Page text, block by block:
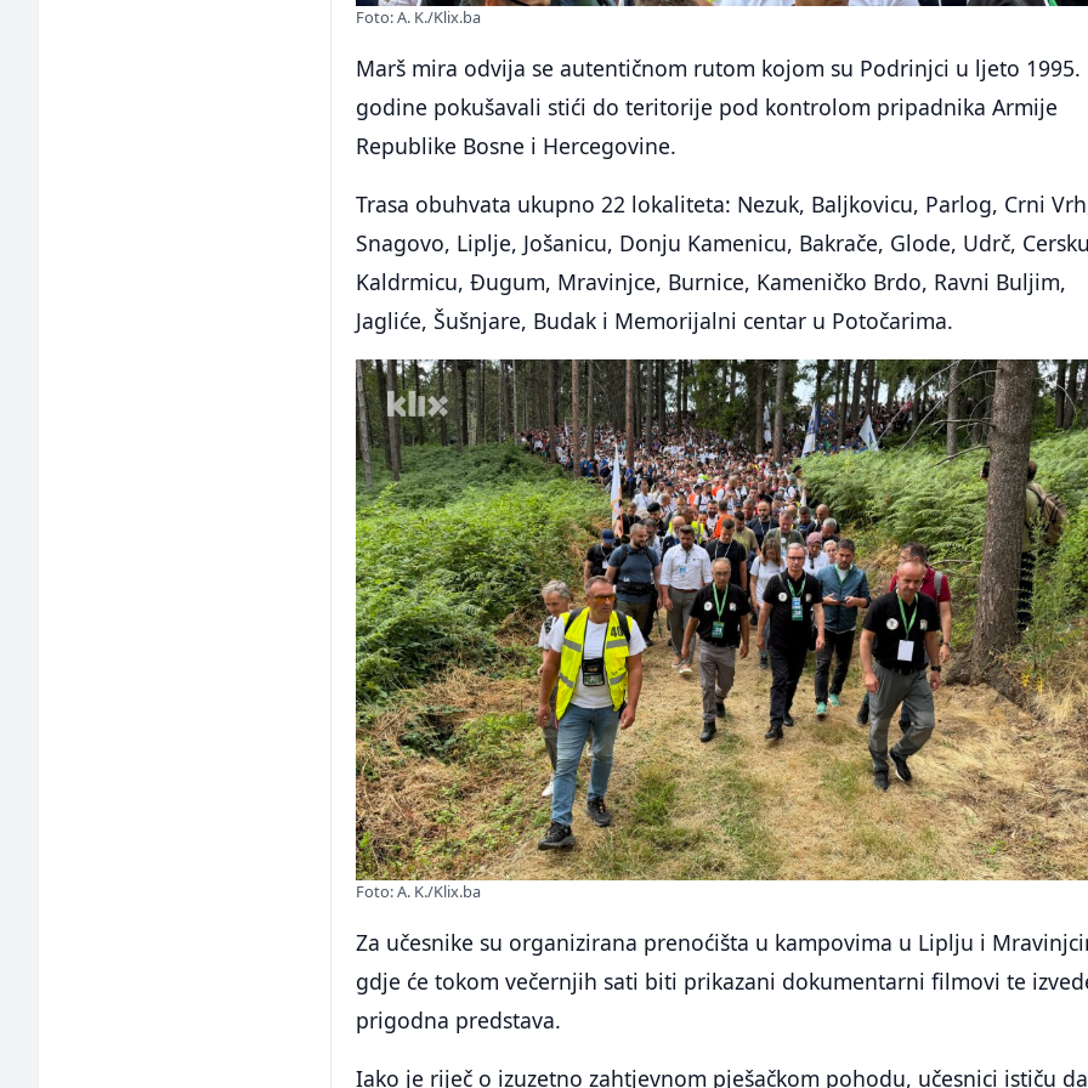
Foto: A. K./Klix.ba
Marš mira odvija se autentičnom rutom kojom su Podrinjci u ljeto 1995.
godine pokušavali stići do teritorije pod kontrolom pripadnika Armije
Republike Bosne i Hercegovine.
Trasa obuhvata ukupno 22 lokaliteta: Nezuk, Baljkovicu, Parlog, Crni
Snagovo, Liplje, Jošanicu, Donju Kamenicu, Bakrače, Glode, Udrč,
Kaldrmicu, Đugum, Mravinjce, Burnice, Kameničko Brdo, Ravni Buljim,
Jagliće, Šušnjare, Budak i Memorijalni centar u Potočarima.
Foto: A. K./Klix.ba
Za učesnike su organizirana prenoćišta u kampovima u Liplju i
gdje će tokom večernjih sati biti prikazani dokumentarni filmovi te
prigodna predstava.
Iako je riječ o izuzetno zahtjevnom pješačkom pohodu, učesnici ističu da